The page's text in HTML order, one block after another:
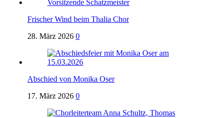
Frischer Wind beim Thalia Chor
28. März 2026 0
Abschied von Monika Oser
17. März 2026 0